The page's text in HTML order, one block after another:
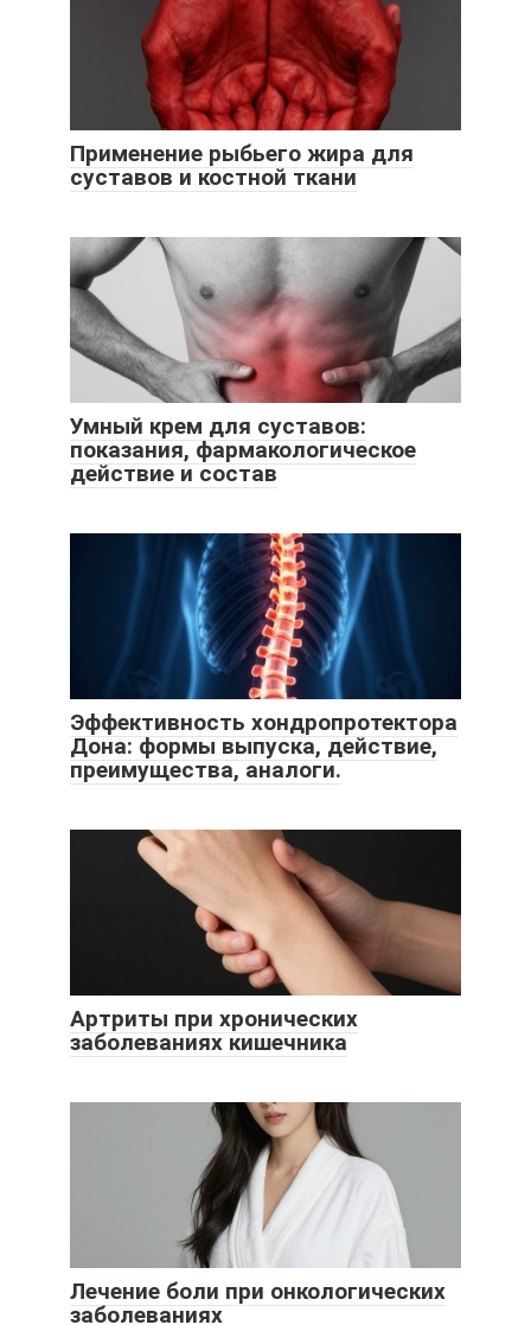
Применение рыбьего жира для
суставов и костной ткани
Умный крем для суставов:
показания, фармакологическое
действие и состав
Эффективность хондропротектора
Дона: формы выпуска, действие,
преимущества, аналоги.
Артриты при хронических
заболеваниях кишечника
Лечение боли при онкологических
заболеваниях